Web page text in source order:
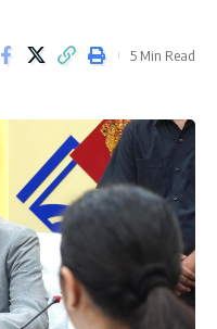
5 Min Read